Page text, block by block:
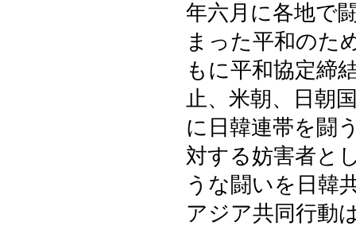
年六月に各地で
まった平和のた
もに平和協定締
止、米朝、日朝
に日韓連帯を闘
対する妨害者と
うな闘いを日韓
アジア共同行動